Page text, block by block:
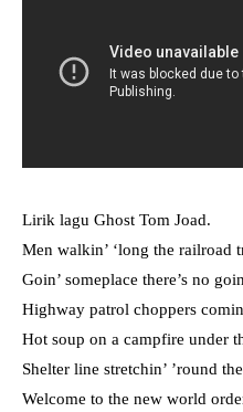
Lirik lagu Ghost Tom Joad.
Men walkin’ ‘long the railroad
Goin’ someplace there’s no
Highway patrol choppers
Hot soup on a campfire under
Shelter line stretchin’ ’round
Welcome to the new world